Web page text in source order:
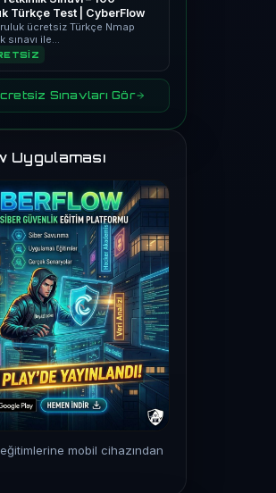
Türkçe Test | CyberFlow
ücretsiz Türkçe Nmap
sınavı ile…
Sınavları Gör
Uygulaması
mobil cihazından